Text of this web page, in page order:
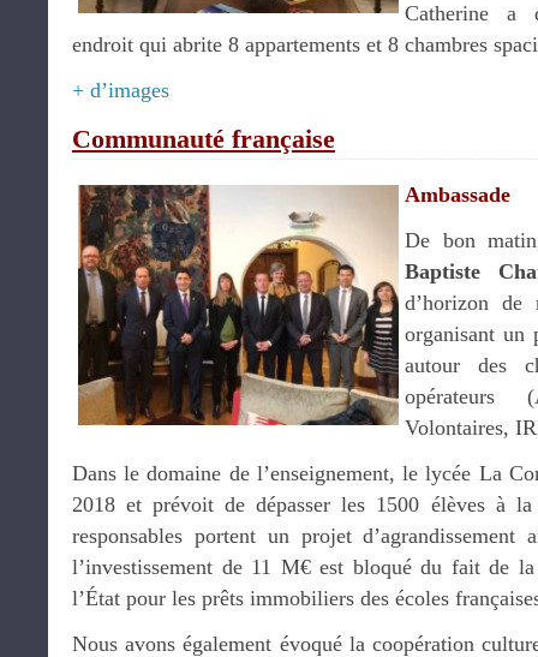
Catherine a
endroit qui abrite 8 appartements et 8 chambres
+ d’images
Communauté française
Ambassade
De bon
Baptiste
d’horizon de
organisant un
autour des
opérateurs
Volontaires,
Dans le domaine de l’enseignement, le lycée La
2018 et prévoit de dépasser les 1500 élèves à
responsables portent un projet d’agrandissement
l’investissement de 11 M€ est bloqué du fait de la
l’État pour les prêts immobiliers des écoles
Nous avons également évoqué la coopération